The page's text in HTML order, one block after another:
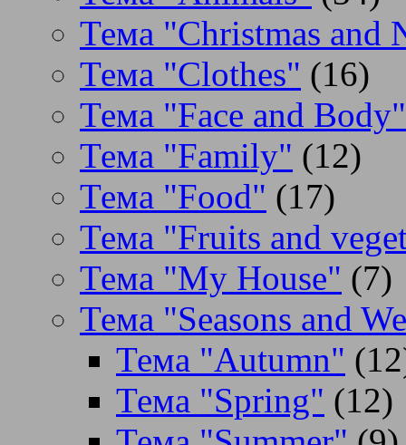
Тема "Christmas and
Тема "Clothes" (16)
Тема "Face and Body"
Тема "Family" (12)
Тема "Food" (17)
Тема "Fruits and
Тема "My House" (7)
Тема "Seasons and
Тема "Autumn"
Тема "Spring" (12)